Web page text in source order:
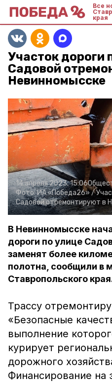
Все
края
Участок дороги
Садовой
Невинномысске
14 апреля 2023, 15:06
Фото:ИА «Победа26» /
Садовой отремонтируют в
В Невинномысске
дороги по улице
заменят более
полотна, сообщили в
Ставропольского
Трассу
«Безопасные
выполнение
курирует
дорожного
Финансирование на